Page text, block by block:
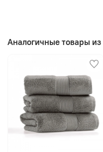
Аналогичные товары